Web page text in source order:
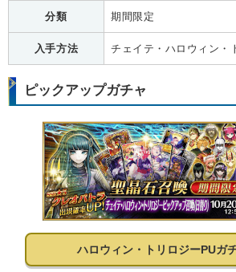
分類 期間限定
入手方法 チェイテ・ハロウィン・
ピックアップガチャ
ハロウィン・トリロジーPUガ